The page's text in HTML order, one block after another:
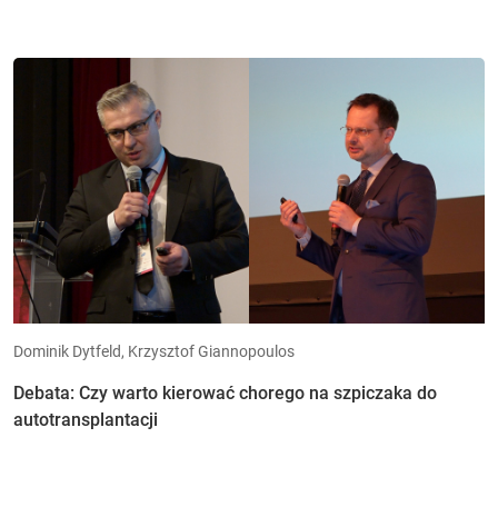
Dominik Dytfeld, Krzysztof Giannopoulos
Debata: Czy warto kierować chorego na szpiczaka do
autotransplantacji